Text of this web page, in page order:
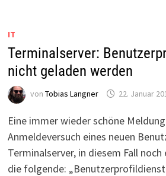
NUTZEN?
IT
Terminalserver:
nicht geladen werden
von Tobias Langner 22. Januar
Eine immer wieder schöne
Anmeldeversuch eines neuen
Terminalserver, in diesem Fall
die folgende: